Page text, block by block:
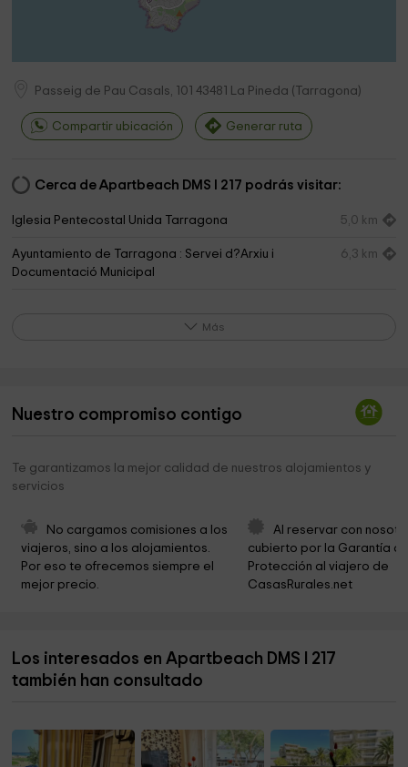
Passeig de Pau Casals, 101 43481 La Pineda ( Tarragona)
Compartir ubicación Generar ruta
Cerca de Apartbeach DMS I 217 podrás visitar:
Iglesia Pentecostal Unida Tarragona 5,0 km
Ayuntamiento de Tarragona : Servei d?Arxiu i
Documentació Municipal
6,3 km
Tarragona Ayuntamiento 7,5 km
Iglesia Evangélica Bautista de Tarragona 7,6 km
Parròquia Sant Fructuós 7,7 km
Parròquia de la Santísima Trinitad 7,7 km
Museu Diocesà
Más
Nuestro compromiso contigo
Te garantizamos la mejor calidad de nuestros alojamientos y
servicios
No cargamos comisiones a los
viajeros, sino a los alojamientos.
Por eso te ofrecemos siempre el
mejor precio.
Al reservar con
cubierto por la Garantía
Protección al viajero de
CasasRurales.net
Los interesados en Apartbeach DMS I 217
también han consultado